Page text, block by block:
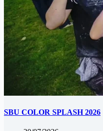
SBU COLOR SPLASH 2026